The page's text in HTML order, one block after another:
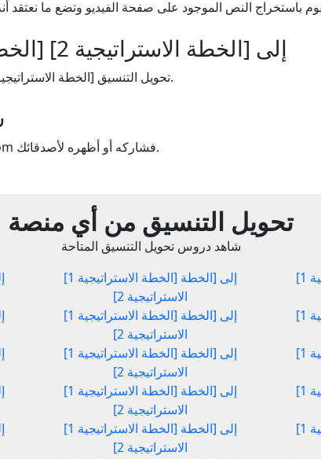
[الخطة الاستراتيجية 1] إلى [الخطة الاستراتيجية 2]
تحويل التنسيق [الخطة الاستراتيجية 1] إلى [الخطة الاستراتيجية 2].
إذا استمتعت باستخدام Yout.com فشاركه أو أظهره لأصدقائك.
تحويل التنسيق من أي منصة
شاهد دروس تحويل التنسيق المتاحة
[الخطة الاستراتيجية 1] إلى [الخطة
الاستراتيجية 2]
[الخطة الاستراتيجية 1] إلى [الخطة
الاستراتيجية 2]
[الخطة الاستراتيجية 1] إلى [الخطة
الاستراتيجية 2]
[الخطة الاستراتيجية 1] إلى [الخطة
الاستراتيجية 2]
[الخطة الاستراتيجية 1] إلى [الخطة
الاستراتيجية 2]
[الخطة الاستراتيجية 1] إلى [الخطة
[الخطة الاستراتيجية 1] إلى [الخطة
[الخطة الاستراتيجية 1] إلى [الخطة
[الخطة الاستراتيجية 1] إلى [الخطة
[الخطة الاستراتيجية 1] إلى [الخطة